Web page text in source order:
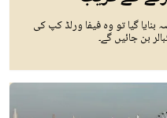
بنایا گیا تو وہ فیفا ورلڈ کپ کی